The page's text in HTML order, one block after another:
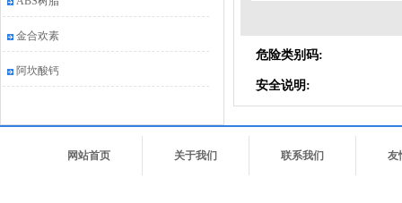
金合欢素
阿坎酸钙
危险类别码:
安全说明:
网站首页 关于我们 联系我们 友